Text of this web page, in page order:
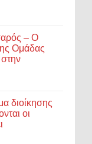
– Ο
Ομάδας
διοίκησης
οι